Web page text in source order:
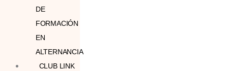
DE
FORMACIÓN
EN
ALTERNANCIA
CLUB LINK